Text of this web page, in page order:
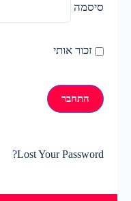
סיסמה
זכור אותי
Lost Your Password?